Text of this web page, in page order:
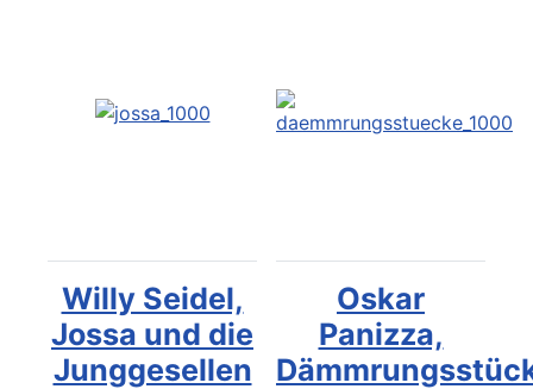
Willy Seidel,
Jossa und die
Junggesellen
Oskar
Panizza,